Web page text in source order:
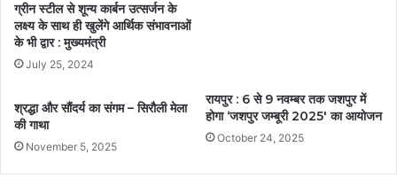
ग्रीन स्टील से शून्य कार्बन उत्सर्जन के
लक्ष्य के साथ ही खुलेंगे आर्थिक संभावनाओं
के भी द्वार : मुख्यमंत्री
July 25, 2024
श्रद्धा और सौंदर्य का संगम – सिरौली मेला
की गाथा
November 5, 2025
रायपुर : 6 से 9 नवम्बर तक जशपुर में
होगा ‘जशपुर जम्बूरी 2025′ का आयोजन
October 24, 2025